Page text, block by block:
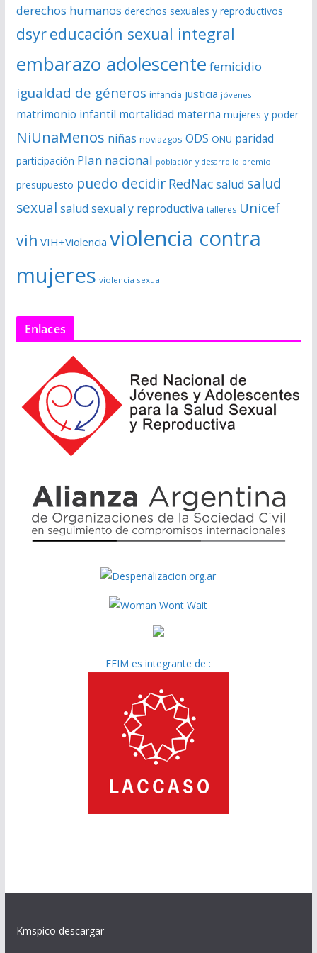
o
derechos humanos derechos sexuales y reproductivos
dsyreducación sexual integral
embarazo adolescente femicidio
igualdad de géneros infancia justicia jóvenes
matrimonio infantil mortalidad materna mujeres y poder
NiUnaMenos niñas noviazgos ODS ONU paridad
participación Plan nacional población y desarrollo premio
presupuesto puedo decidir RedNacsalud salud
sexual salud sexual y reproductiva talleres Unicef
vih VIH+Violencia violencia contra
mujeres violencia sexual
Enlaces
FEIM es integrante de :
Kmspico descargar